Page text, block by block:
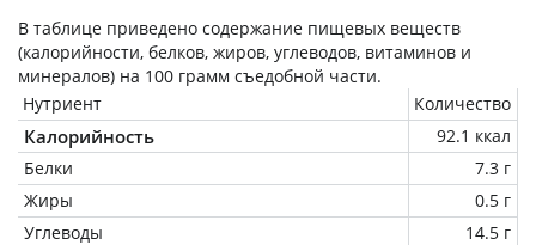
В таблице приведено содержание пищевых веществ
(калорийности, белков, жиров, углеводов, витаминов и
минералов) на 100 грамм съедобной части.
Нутриент
Количество
Калорийность
92.1 ккал
Белки
7.3 г
Жиры
0.5 г
Углеводы
14.5 г